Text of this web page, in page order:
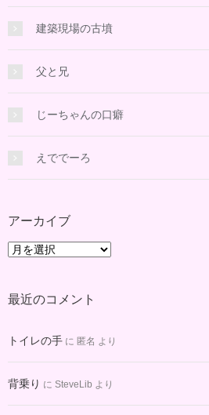
建築現場の古墳
父と兄
じーちゃんの口癖
えででーろ
アーカイブ
ア
イ
最近のコメント
トイレの手 に 匿名 より
背乗り に SteveLib より